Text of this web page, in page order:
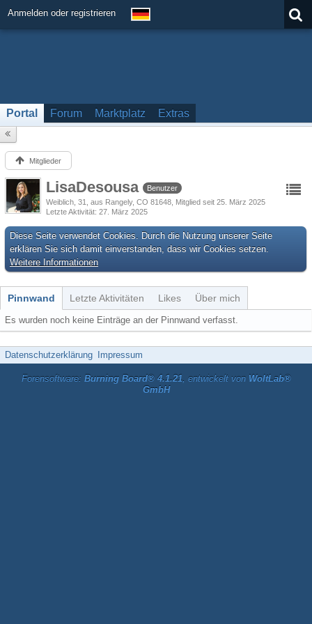
Anmelden oder registrieren
Portal Forum Marktplatz Extras
Mitglieder
LisaDesousa
Benutzer
Weiblich 31 aus Rangely, CO 81648 Mitglied seit 25. März 2025
Letzte Aktivität 27. März 2025
Diese Seite verwendet Cookies. Durch die Nutzung unserer Seite
erklären Sie sich damit einverstanden, dass wir Cookies setzen.
Weitere Informationen
Pinnwand Letzte Aktivitäten Likes Über mich
Es wurden noch keine Einträge an der Pinnwand verfasst.
Datenschutzerklärung Impressum
Forensoftware: Burning Board® 4.1.21, entwickelt von WoltLab®
GmbH